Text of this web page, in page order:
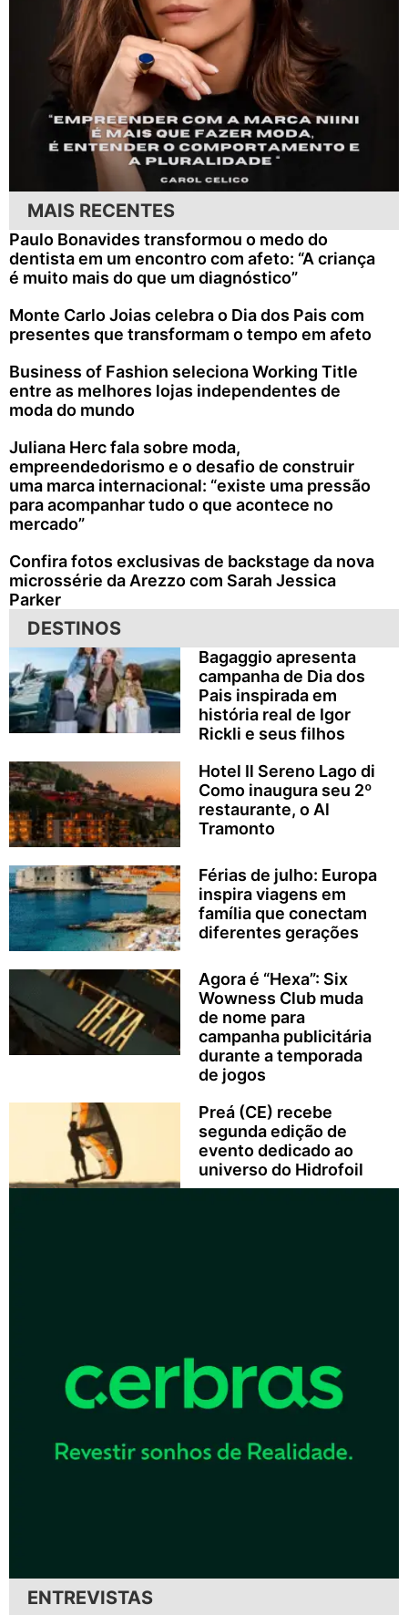
MAIS RECENTES
Paulo Bonavides transformou o medo do
dentista em um encontro com afeto: “A criança
é muito mais do que um diagnóstico”
Monte Carlo Joias celebra o Dia dos Pais com
presentes que transformam o tempo em afeto
Business of Fashion seleciona Working Title
entre as melhores lojas independentes de
moda do mundo
Juliana Herc fala sobre moda,
empreendedorismo e o desafio de construir
uma marca internacional: “existe uma pressão
para acompanhar tudo o que acontece no
mercado”
Confira fotos exclusivas de backstage da nova
microssérie da Arezzo com Sarah Jessica
Parker
DESTINOS
Bagaggio apresenta
campanha de Dia dos
Pais inspirada em
história real de Igor
Rickli e seus filhos
Hotel Il Sereno Lago di
Como inaugura seu 2º
restaurante, o Al
Tramonto
Férias de julho: Europa
inspira viagens em
família que conectam
diferentes gerações
Agora é “Hexa”: Six
Wowness Club muda
de nome para
campanha publicitária
durante a temporada
de jogos
Preá (CE) recebe
segunda edição de
evento dedicado ao
universo do Hidrofoil
ENTREVISTAS